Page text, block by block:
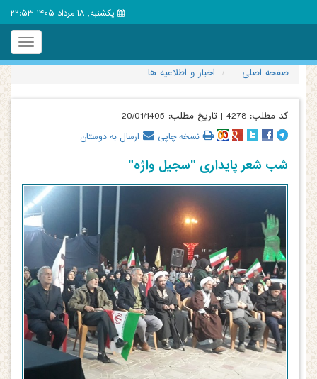
یکشنبه, 18 مرداد 1405 22:53
Toggle
صفحه اصلی
اخبار و اطلاعیه ها
کد مطلب: 4278
| تاریخ مطلب: 20/01/1405
نسخه چاپی ارسال به دوستان
شب شعر پایداری "سجیل واژه"